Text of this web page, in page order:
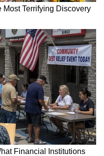
மசாஜ் செய்ய
மற்றும் பாதாம்
ஆனால்
பச்சை
மசாஜ்
கிடைக்கும்